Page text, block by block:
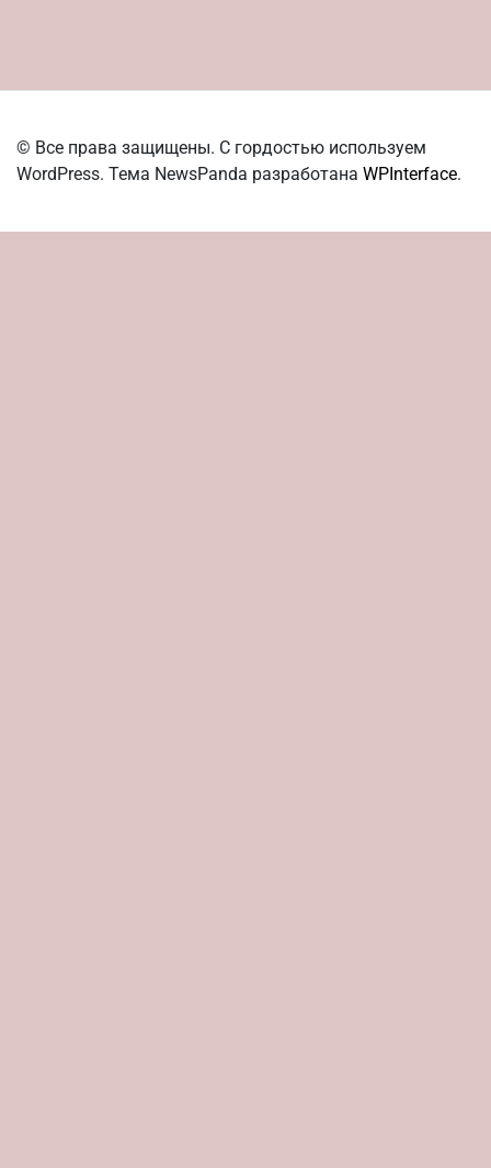
© Все права защищены. С гордостью используем
WordPress. Тема NewsPanda разработана WPInterface.